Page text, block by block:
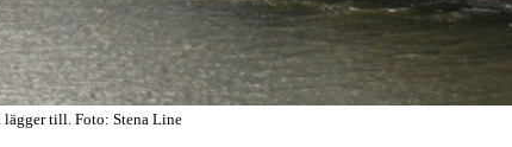
lägger till. Foto: Stena Line